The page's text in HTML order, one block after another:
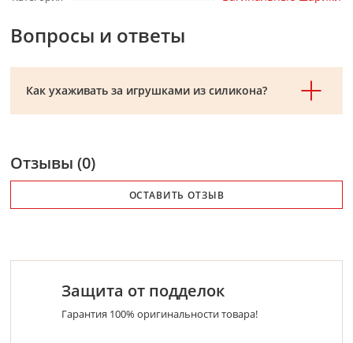
Вопросы и ответы
Как ухаживать за игрушками из силикона?
Отзывы (0)
ОСТАВИТЬ ОТЗЫВ
Защита от подделок
Гарантия 100% оригинальности товара!